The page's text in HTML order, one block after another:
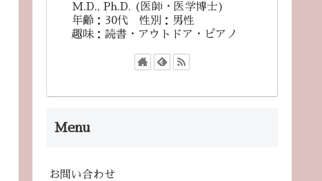
M.D., Ph.D. (医師・医学博士)
年齢：30代 性別：男性
趣味：読書・アウトドア・ピアノ
Menu
お問い合わせ